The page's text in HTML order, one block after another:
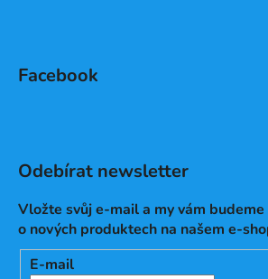
Facebook
Odebírat newsletter
Vložte svůj e-mail a my vám
o nových produktech na našem e-
E-mail